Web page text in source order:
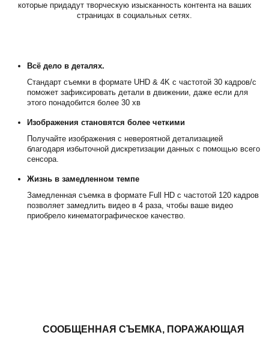
которые придадут творческую изысканность контента на ваших
страницах в социальных сетях.
Всё дело в деталях.
Стандарт съемки в формате UHD & 4K с частотой 30 кадров/с
поможет зафиксировать детали в движении, даже если для
этого понадобится более 30 хв
Изображения становятся более четкими
Получайте изображения с невероятной детализацией
благодаря избыточной дискретизации данных с помощью всего
сенсора.
Жизнь в замедленном темпе
Замедленная съемка в формате Full HD с частотой 120 кадров
позволяет замедлить видео в 4 раза, чтобы ваше видео
приобрело кинематографическое качество.
СООБЩЕННАЯ СЪЕМКА, ПОРАЖАЮЩАЯ